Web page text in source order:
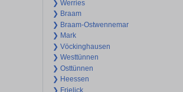
❯ Werries
❯ Braam
❯ Braam-Ostwennemar
❯ Mark
❯ Vöckinghausen
❯ Westtünnen
❯ Osttünnen
❯ Heessen
❯ Frielick